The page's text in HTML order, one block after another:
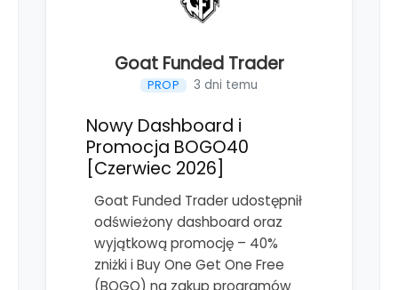
Goat Funded Trader
PROP 3 dni temu
Nowy Dashboard i
Promocja BOGO40
[Czerwiec 2026]
Goat Funded Trader udostępnił
odświeżony dashboard oraz
wyjątkową promocję – 40%
zniżki i Buy One Get One Free